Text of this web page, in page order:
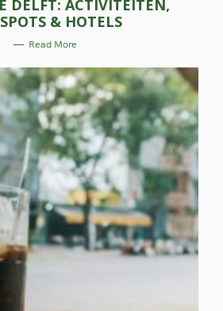
E
G
O
R
I
S
DELFT: ACTIVITEITEN,
& HOTELS
Read More